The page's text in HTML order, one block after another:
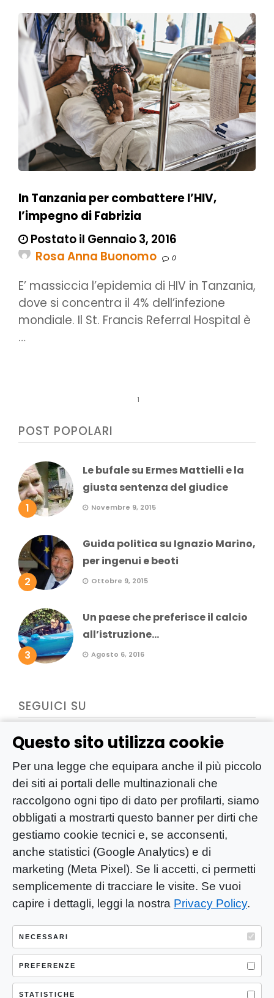
Questo sito utilizza cookie
Per una legge che equipara anche il più piccolo
dei siti ai portali delle multinazionali che
raccolgono ogni tipo di dato per profilarti, siamo
obbligati a mostrarti questo banner per dirti che
gestiamo cookie tecnici e, se acconsenti,
anche statistici (Google Analytics) e di
marketing (Meta Pixel). Se li accetti, ci permetti
semplicemente di tracciare le visite. Se vuoi
capire i dettagli, leggi la nostra Privacy Policy.
NECESSARI
PREFERENZE
STATISTICHE
In Tanzania per combattere l’HIV,
l’impegno di Fabrizia
Postato il Gennaio 3, 2016
Rosa Anna Buonomo
0
E’ massiccia l’epidemia di HIV in Tanzania,
dove si concentra il 4% dell’infezione
mondiale. Il St. Francis Referral Hospital è
…
1
POST POPOLARI
1
Le bufale su Ermes Mattielli e la
giusta sentenza del giudice
Novembre 9, 2015
2
Guida politica su Ignazio Marino,
per ingenui e beoti
Ottobre 9, 2015
3
Un paese che preferisce il calcio
all’istruzione...
Agosto 6, 2016
SEGUICI SU
YOU-ng Slow Journalism è una testata
giornalistica di proprietà di Mastino S.R.L.
Registrazione presso Trib. Santa Maria
Capua Vetere (CE) n° 900 del 31/01/2025 |
ISSN 3103-4683